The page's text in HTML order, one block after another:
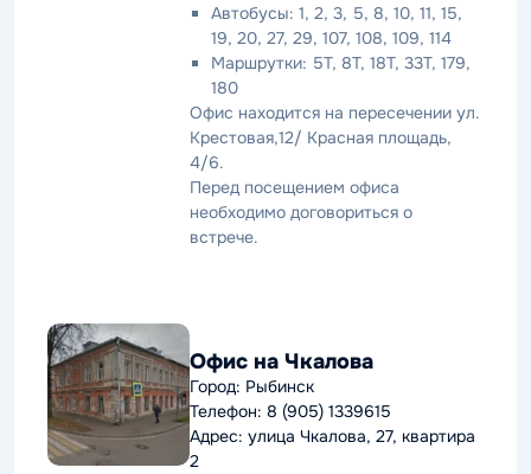
Автобусы: 1, 2, 3, 5, 8, 10, 11, 15,
19, 20, 27, 29, 107, 108, 109, 114
Маршрутки: 5Т, 8Т, 18Т, 33Т, 179,
180
Офис находится на пересечении ул.
Крестовая,12/ Красная площадь,
4/6.
Перед посещением офиса
необходимо договориться о
встрече.
Офис на Чкалова
Город: Рыбинск
Телефон: 8 (905) 1339615
Адрес: улица Чкалова, 27, квартира
2